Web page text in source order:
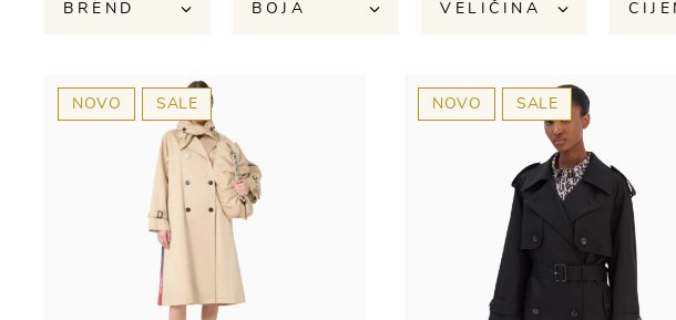
BREND BOJA VELIČINA
NOVO SALE NOVO SALE